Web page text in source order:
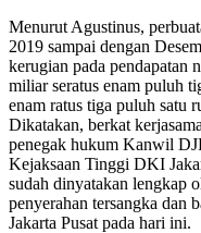
Menurut Agustinus,
2019 sampai dengan
kerugian pada pendapatan
miliar seratus enam puluh
enam ratus tiga puluh satu
Dikatakan, berkat
penegak hukum Kanwil
Kejaksaan Tinggi DKI
sudah dinyatakan lengkap
penyerahan tersangka dan
Jakarta Pusat pada hari ini.